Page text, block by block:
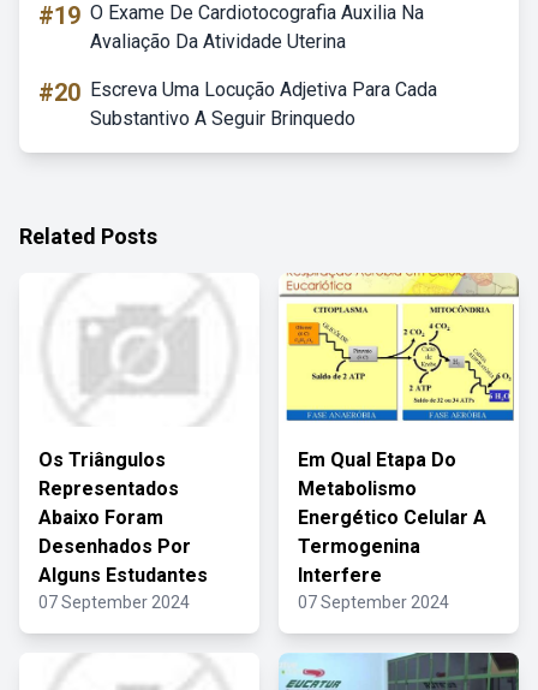
#19 O Exame De Cardiotocografia Auxilia Na
Avaliação Da Atividade Uterina
#20 Escreva Uma Locução Adjetiva Para Cada
Substantivo A Seguir Brinquedo
Related Posts
Os Triângulos
Representados
Abaixo Foram
Desenhados Por
Alguns Estudantes
07 September 2024
Em Qual Etapa Do
Metabolismo
Energético Celular A
Termogenina
Interfere
07 September 2024